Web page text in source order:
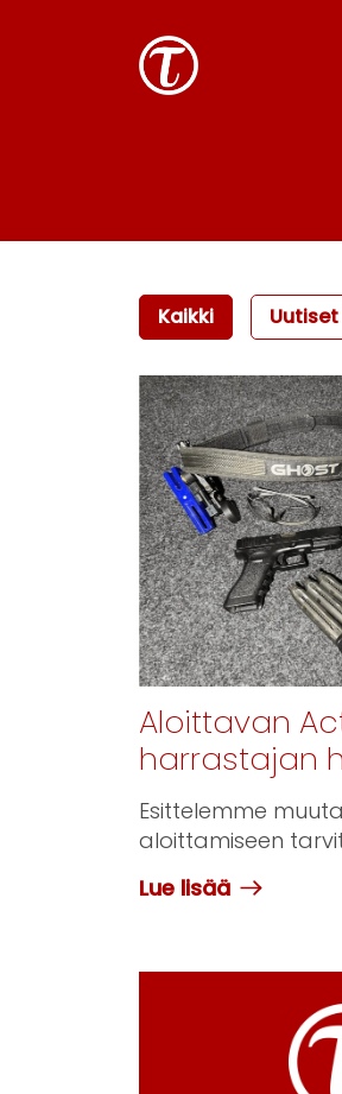
Kaikki Uutiset
Aloittavan
harrastajan
Esittelemme
aloittamiseen
Lue lisää